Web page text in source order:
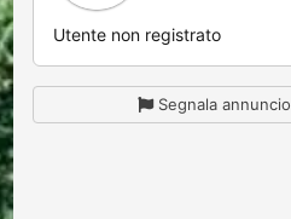
Utente non registrato
Segnala annuncio